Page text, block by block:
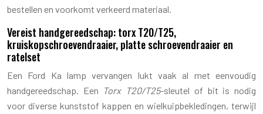
bestellen en voorkomt verkeerd materiaal.
Vereist handgereedschap: torx T20/T25,
kruiskopschroevendraaier, platte schroevendraaier en
ratelset
Een Ford Ka lamp vervangen lukt vaak al met eenvoudig
handgereedschap. Een Torx T20/T25-sleutel of bit is nodig
voor diverse kunststof kappen en wielkuipbekledingen, terwijl